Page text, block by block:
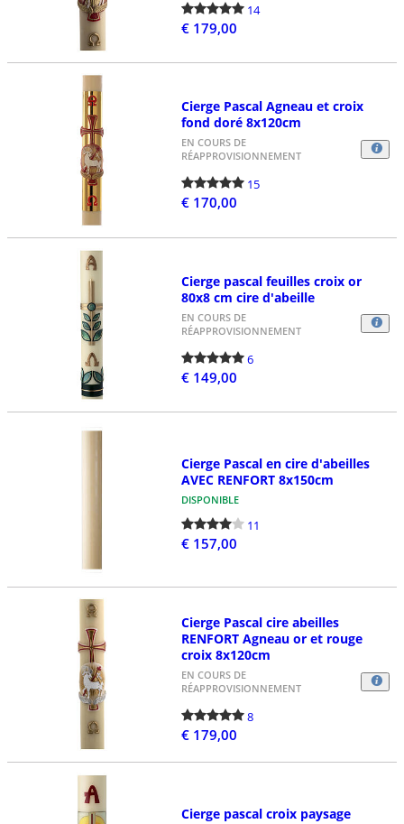
14
€ 179,00
Cierge Pascal Agneau et croix
fond doré 8x120cm
EN COURS DE
RÉAPPROVISIONNEMENT
15
€ 170,00
Cierge pascal feuilles croix or
80x8 cm cire d'abeille
EN COURS DE
RÉAPPROVISIONNEMENT
6
€ 149,00
Cierge Pascal en cire d'abeilles
AVEC RENFORT 8x150cm
DISPONIBLE
11
€ 157,00
Cierge Pascal cire abeilles
RENFORT Agneau or et rouge
croix 8x120cm
EN COURS DE
RÉAPPROVISIONNEMENT
8
€ 179,00
Cierge pascal croix paysage